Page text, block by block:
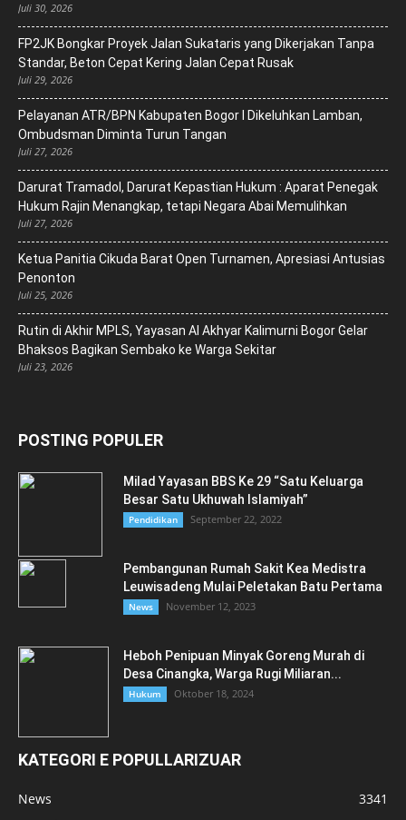
Juli 30, 2026
FP2JK Bongkar Proyek Jalan Sukataris yang Dikerjakan Tanpa
Standar, Beton Cepat Kering Jalan Cepat Rusak
Juli 29, 2026
Pelayanan ATR/BPN Kabupaten Bogor I Dikeluhkan Lamban,
Ombudsman Diminta Turun Tangan
Juli 27, 2026
Darurat Tramadol, Darurat Kepastian Hukum : Aparat Penegak
Hukum Rajin Menangkap, tetapi Negara Abai Memulihkan
Juli 27, 2026
Ketua Panitia Cikuda Barat Open Turnamen, Apresiasi Antusias
Penonton
Juli 25, 2026
Rutin di Akhir MPLS, Yayasan Al Akhyar Kalimurni Bogor Gelar
Bhaksos Bagikan Sembako ke Warga Sekitar
Juli 23, 2026
POSTING POPULER
Milad Yayasan BBS Ke 29 “Satu Keluarga
Besar Satu Ukhuwah Islamiyah”
Pendidikan September 22, 2022
Pembangunan Rumah Sakit Kea Medistra
Leuwisadeng Mulai Peletakan Batu Pertama
News November 12, 2023
Heboh Penipuan Minyak Goreng Murah di
Desa Cinangka, Warga Rugi Miliaran...
Hukum Oktober 18, 2024
KATEGORI E POPULLARIZUAR
News
3341